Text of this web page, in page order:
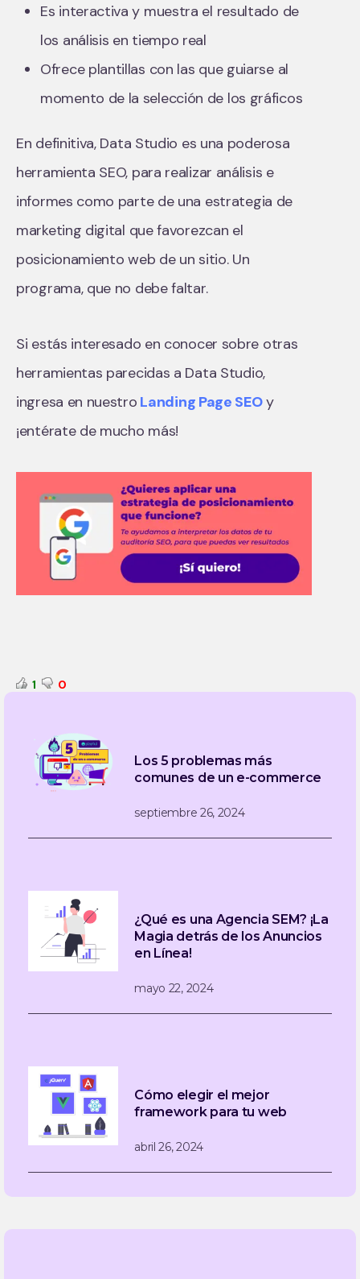
Es interactiva y muestra el resultado de
los análisis en tiempo real
Ofrece plantillas con las que guiarse al
momento de la selección de los gráficos
En definitiva, Data Studio es una poderosa
herramienta SEO, para realizar análisis e
informes como parte de una estrategia de
marketing digital que favorezcan el
posicionamiento web de un sitio. Un
programa, que no debe faltar.
Si estás interesado en conocer sobre otras
herramientas parecidas a Data Studio,
ingresa en nuestro Landing Page SEOy
¡entérate de mucho más!
1 0
Los 5 problemas más
comunes de un e-commerce
septiembre 26, 2024
¿Qué es una Agencia SEM? ¡La
Magia detrás de los Anuncios
en Línea!
mayo 22, 2024
Cómo elegir el mejor
framework para tu web
abril 26, 2024